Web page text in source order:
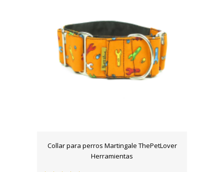
Collar para perros Martingale ThePetLover
Herramientas